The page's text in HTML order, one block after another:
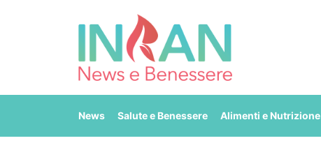
News Salute e Benessere Alimenti e Nutrizione